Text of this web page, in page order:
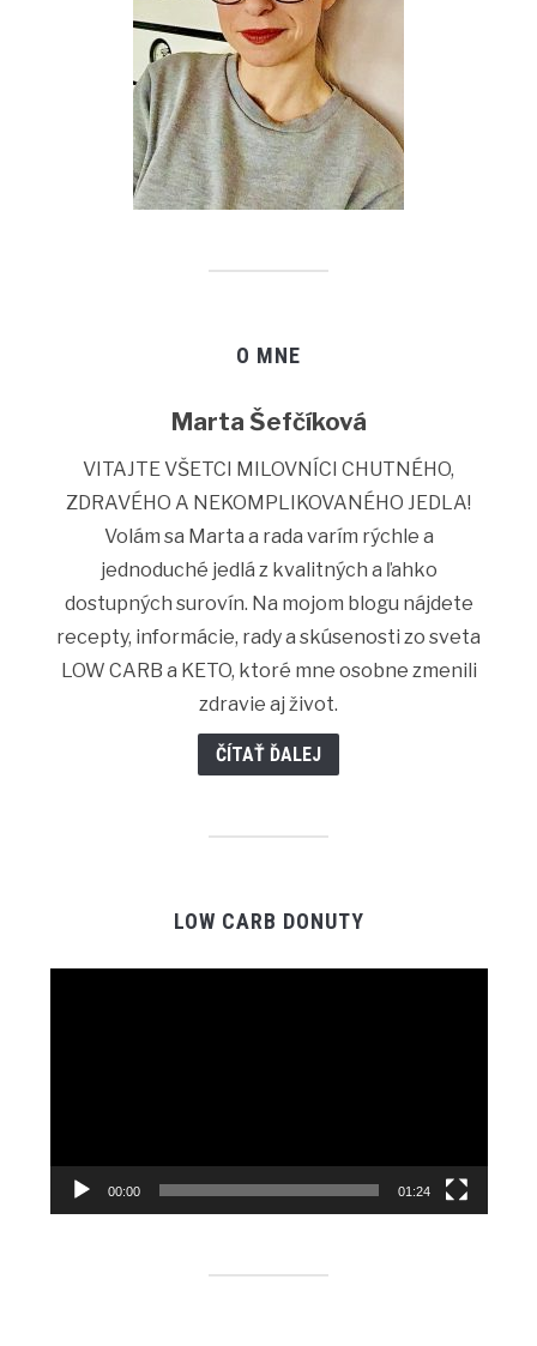
O MNE
Marta Šefčíková
VITAJTE VŠETCI MILOVNÍCI CHUTNÉHO,
ZDRAVÉHO A NEKOMPLIKOVANÉHO JEDLA!
Volám sa Marta a rada varím rýchle a
jednoduché jedlá z kvalitných a ľahko
dostupných surovín. Na mojom blogu nájdete
recepty, informácie, rady a skúsenosti zo sveta
LOW CARB a KETO, ktoré mne osobne zmenili
zdravie aj život.
ČÍTAŤ ĎALEJ
LOW CARB DONUTY
00:00 01:24